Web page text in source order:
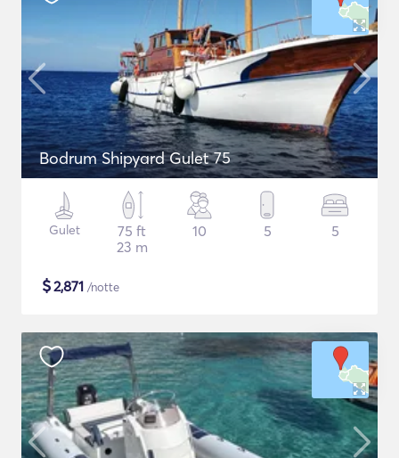
Bodrum Shipyard Gulet 75
Gulet
75 ft
23 m
10 5 5
$2,871 /notte